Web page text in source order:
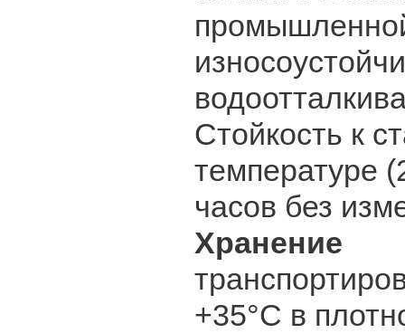
Стойкость к
часов без
Хранение
+35°С в